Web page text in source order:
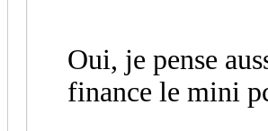
Oui, je pense
finance le mini